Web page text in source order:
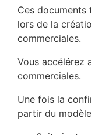
Ces documents
lors de la
commerciales.
Vous accélérez
commerciales.
Une fois la
partir du